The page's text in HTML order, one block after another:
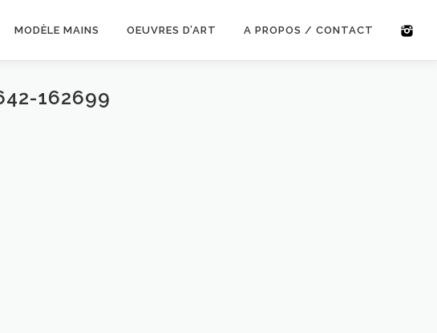
MODÈLE MAINS OEUVRES D’ART A PROPOS / CONTACT
162699